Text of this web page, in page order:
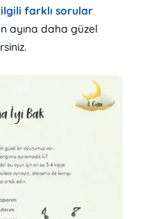
farklı sorular
ayına daha güzel